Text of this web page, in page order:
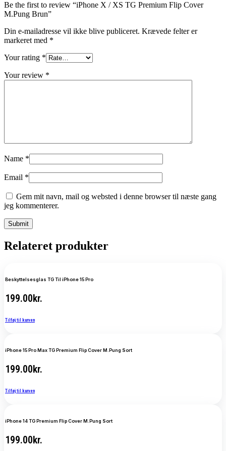
Be the first to review “iPhone X / XS TG Premium Flip Cover
M.Pung Brun”
Din e-mailadresse vil ikke blive publiceret. Krævede felter er
markeret med *
Your rating *
Your review *
Name *
Email *
Gem mit navn, mail og websted i denne browser til næste gang
jeg kommenterer.
Relateret produkter
Beskyttelsesglas TG Til iPhone 15 Pro
199.00kr.
Tilføj til kurven
iPhone 15 Pro Max TG Premium Flip Cover M.Pung Sort
199.00kr.
Tilføj til kurven
iPhone 14 TG Premium Flip Cover M.Pung Sort
199.00kr.